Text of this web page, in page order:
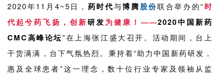
2020年11月4~5日， 药时代与博腾股份联合举办的“时
代起兮药飞扬，创新研发为健康！——2020中国新药
CMC高峰论坛”在上海张江盛大召开。 活动期间，台上
干货满满，台下气氛热烈。秉持着“助力中国新药研发，
惠及全球患者”这一理念，数十位行业专家及领袖从监